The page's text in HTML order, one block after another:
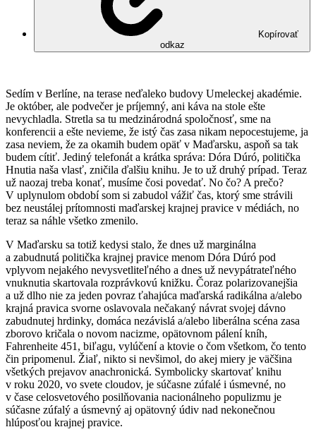
Kopírovať
odkaz
Sedím v Berlíne, na terase neďaleko budovy Umeleckej akadémie.
Je október, ale podvečer je príjemný, ani káva na stole ešte
nevychladla. Stretla sa tu medzinárodná spoločnosť, sme na
konferencii a ešte nevieme, že istý čas zasa nikam nepocestujeme, ja
zasa neviem, že za okamih budem opäť v Maďarsku, aspoň sa tak
budem cítiť. Jediný telefonát a krátka správa: Dóra Dúró, politička
Hnutia naša vlasť, zničila ďalšiu knihu. Je to už druhý prípad. Teraz
už naozaj treba konať, musíme čosi povedať. No čo? A prečo?
V uplynulom období som si zabudol vážiť čas, ktorý sme strávili
bez neustálej prítomnosti maďarskej krajnej pravice v médiách, no
teraz sa náhle všetko zmenilo.
V Maďarsku sa totiž kedysi stalo, že dnes už marginálna
a zabudnutá politička krajnej pravice menom Dóra Dúró pod
vplyvom nejakého nevysvetliteľného a dnes už nevypátrateľného
vnuknutia skartovala rozprávkovú knižku. Čoraz polarizovanejšia
a už dlho nie za jeden povraz ťahajúca maďarská radikálna a/alebo
krajná pravica svorne oslavovala nečakaný návrat svojej dávno
zabudnutej hrdinky, domáca nezávislá a/alebo liberálna scéna zasa
zborovo kričala o novom nacizme, opätovnom pálení kníh,
Fahrenheite 451, biľagu, vylúčení a ktovie o čom všetkom, čo tento
čin pripomenul. Žiaľ, nikto si nevšimol, do akej miery je väčšina
všetkých prejavov anachronická. Symbolicky skartovať knihu
v roku 2020, vo svete cloudov, je súčasne zúfalé i úsmevné, no
v čase celosvetového posilňovania nacionálneho populizmu je
súčasne zúfalý a úsmevný aj opätovný údiv nad nekonečnou
hlúposťou krajnej pravice.